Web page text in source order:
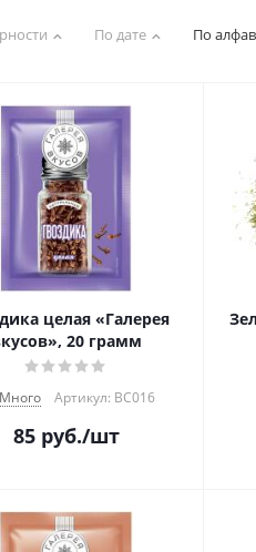
По дате По
целая «Галерея
20 грамм
Много Артикул: ВС016
85руб./шт